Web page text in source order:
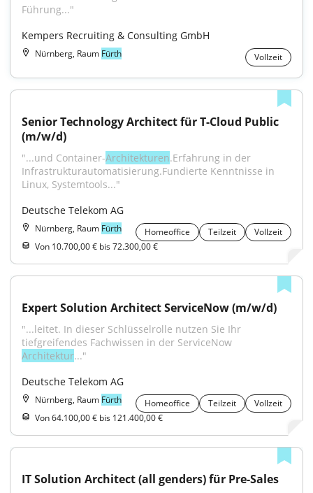
Führung..."
Kempers Recruiting & Consulting GmbH
Nürnberg, Raum Fürth Vollzeit
Senior Technology Architect für T-Cloud Public
(m/w/d)
"...und Container-Architekturen.Erfahrung in der
Infrastrukturautomatisierung.Fundierte Kenntnisse in
Linux, Systemtools..."
Deutsche Telekom AG
Nürnberg, Raum Fürth Homeoffice Teilzeit
Vollzeit
Von 10.700,00 € bis 72.300,00 €
Expert Solution Architect ServiceNow (m/w/d)
"...leitet. In dieser Schlüsselrolle nutzen Sie Ihr
Architektur..."
Deutsche Telekom AG
Nürnberg, Raum Fürth Homeoffice Teilzeit
Vollzeit
Von 64.100,00 € bis 121.400,00 €
IT Solution Architect (all genders) für Pre-Sales